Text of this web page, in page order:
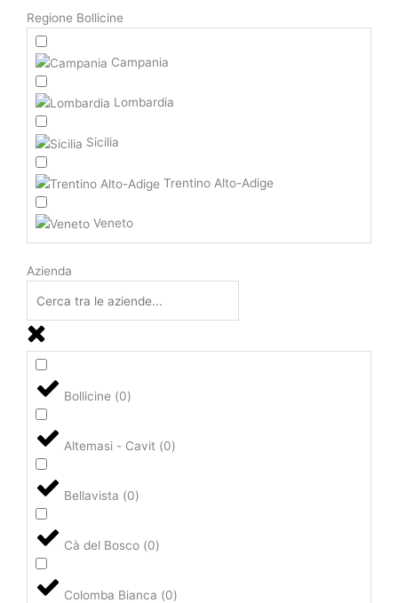
Regione Bollicine
Campania
Lombardia
Sicilia
Trentino Alto-Adige
Veneto
Azienda
Bollicine (0)
Altemasi - Cavit (0)
Bellavista (0)
Cà del Bosco (0)
Colomba Bianca (0)